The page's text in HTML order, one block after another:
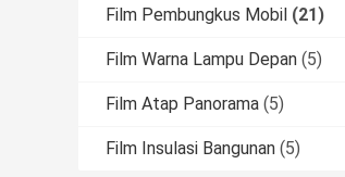
Film Pembungkus Mobil (21)
Film Warna Lampu Depan (5)
Film Atap Panorama (5)
Film Insulasi Bangunan (5)